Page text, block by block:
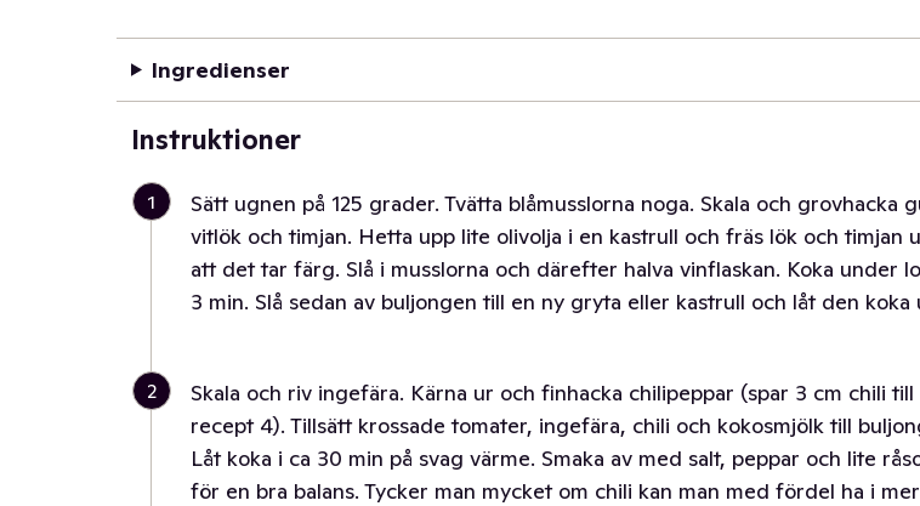
Ingredienser
Instruktioner
1
Sätt ugnen på 125 grader. Tvätta blåmusslorna noga. Skala och grovhacka
vitlök och timjan. Hetta upp lite olivolja i en kastrull och fräs lök och timjan
att det tar färg. Slå i musslorna och därefter halva vinflaskan. Koka under
3 min. Slå sedan av buljongen till en ny gryta eller kastrull och låt den koka
2
Skala och riv ingefära. Kärna ur och finhacka chilipeppar (spar 3 cm chili till
recept 4). Tillsätt krossade tomater, ingefära, chili och kokosmjölk till
Låt koka i ca 30 min på svag värme. Smaka av med salt, peppar och lite
för en bra balans. Tycker man mycket om chili kan man med fördel ha i mer